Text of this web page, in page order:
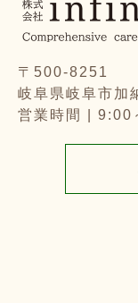
〒500-8251
岐阜県岐阜市加
営業時間 | 9:00